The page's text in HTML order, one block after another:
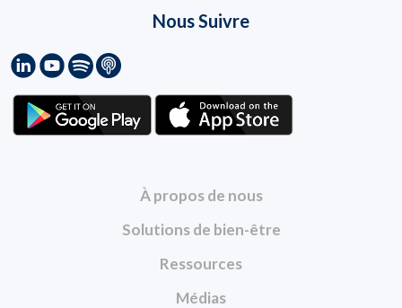
À propos de nous
Solutions de bien-être
Ressources
Médias
Nous Suivre